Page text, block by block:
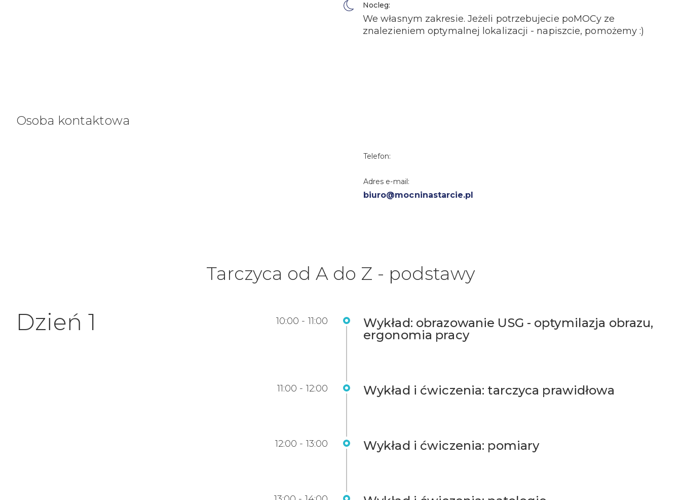
Nocleg:
We własnym zakresie. Jeżeli potrzebujecie poMOCy ze
znalezieniem optymalnej lokalizacji - napiszcie, pomożemy :)
Osoba kontaktowa
Telefon:
Adres e-mail:
biuro@mocninastarcie.pl
Tarczyca od A do Z - podstawy
Dzień 1 10:00 - 11:00
Wykład: obrazowanie USG - optymilazja obrazu,
ergonomia pracy
11:00 - 12:00 Wykład i ćwiczenia: tarczyca prawidłowa
12:00 - 13:00 Wykład i ćwiczenia: pomiary